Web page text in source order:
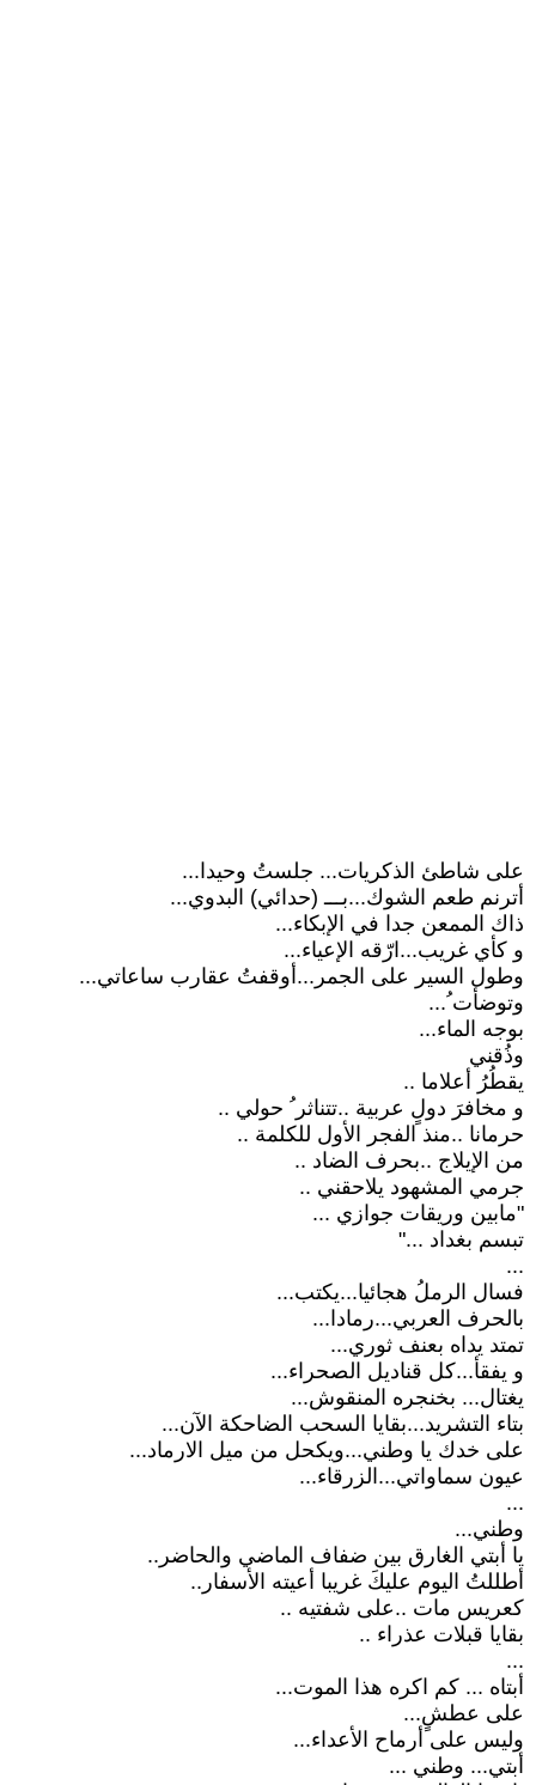
على شاطئ الذكريات... جلستُ وحيدا...
أترنم طعم الشوك...بـــ (حدائي) البدوي...
ذاك الممعن جدا في الإبكاء...
و كأي غريب...ارّقه الإعياء...
وطول السير على الجمر...أوقفتُ عقارب ساعاتي...
وتوضأت ُ...
بوجه الماء...
وذُقني
يقطُرُ أعلاما ..
و مخافرَ دولٍ عربية ..تتناثر ُ حولي ..
حرمانا ..منذ الفجر الأول للكلمة ..
من الإيلاج ..بحرف الضاد ..
جرمي المشهود يلاحقني ..
"مابين وريقات جوازي ...
تبسم بغداد ..."
...
فسال الرملُ هجائيا...يكتب...
بالحرف العربي...رمادا...
تمتد يداه بعنف ثوري...
و يفقأ...كل قناديل الصحراء...
يغتال... بخنجره المنقوش...
بتاء التشريد...بقايا السحب الضاحكة الآن...
على خدك يا وطني...ويكحل من ميل الارماد...
عيون سماواتي...الزرقاء...
...
وطني...
يا أبتي الغارق بين ضفاف الماضي والحاضر..
أطللتُ اليوم عليكَ غريبا أعيته الأسفار..
كعريس مات ..على شفتيه ..
بقايا قبلات عذراء ..
...
أبتاه ... كم اكره هذا الموت...
على عطشٍ...
وليس على أرماح الأعداء...
أبتي... وطني ...